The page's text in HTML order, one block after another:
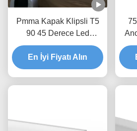
Pmma Kapak Klipsli T5
90 45 Derece Led
Alüminyum Kanal Köşe
Şerit Işık Soğutucu
En İyi Fiyatı Alın